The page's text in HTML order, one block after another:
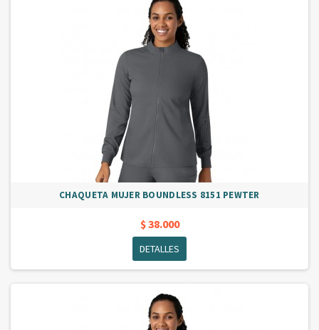
CHAQUETA MUJER BOUNDLESS 8151 PEWTER
$ 38.000
DETALLES